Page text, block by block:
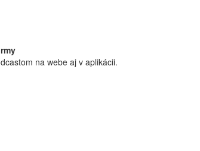
na webe aj v aplikácii.